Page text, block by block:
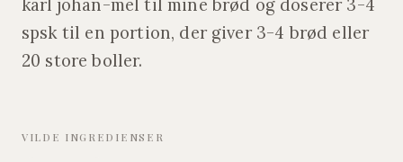
karl johan-mel til mine brød og doserer 3-4
spsk til en portion, der giver 3-4 brød eller
20 store boller.
VILDE INGREDIENSER